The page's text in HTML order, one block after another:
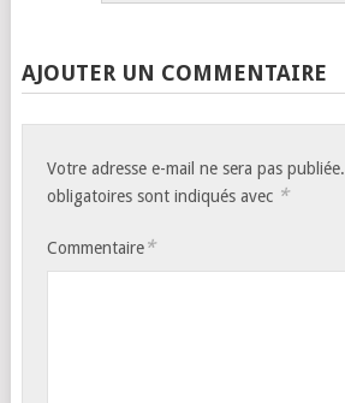
AJOUTER UN COMMENTAIRE
Votre adresse e-mail ne sera pas publiée.
obligatoires sont indiqués avec *
Commentaire*